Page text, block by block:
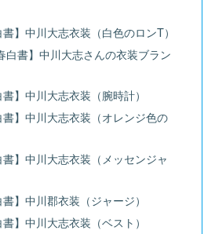
書】中川大志衣装（白色のロンT）
白書】中川大志さんの衣装ブラン
書】中川大志衣装（腕時計）
書】中川大志衣装（オレンジ色の
書】中川大志衣装（メッセンジャ
書】中川郡衣装（ジャージ）
書】中川大志衣装（ベスト）